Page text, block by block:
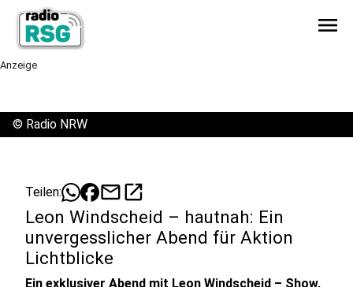
menu
Anzeige
© Radio NRW
Teilen: mailopen_in_new
Leon Windscheid – hautnah: Ein
unvergesslicher Abend für Aktion
Lichtblicke
Ein exklusiver Abend mit Leon Windscheid – Show,